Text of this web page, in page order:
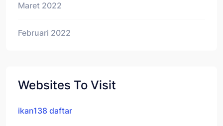
Maret 2022
Februari 2022
Websites To Visit
ikan138 daftar